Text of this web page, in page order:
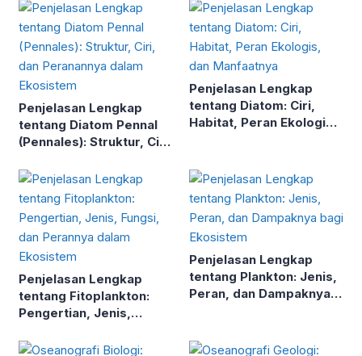
Penjelasan Lengkap
tentang Diatom Pennal
(Pennales): Struktur, Ciri,
Ekosistem
Penjelasan Lengkap
tentang Diatom: Ciri,
Habitat, Peran Ekologis,
Penjelasan Lengkap
tentang Fitoplankton:
Pengertian, Jenis,
dalam Ekosistem
Penjelasan Lengkap
tentang Plankton: Jenis,
Peran, dan Dampaknya